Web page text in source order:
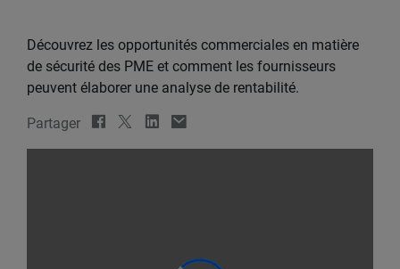
Découvrez les opportunités commerciales en matière
de sécurité des PME et comment les fournisseurs
peuvent élaborer une analyse de rentabilité.
Partager